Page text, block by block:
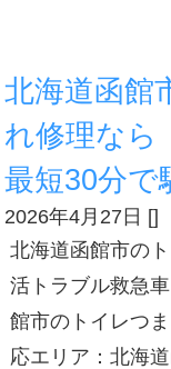
北海道函館
れ修理なら
最短30分で
2026年4月27日 []
北海道函館市の
活トラブル救急
館市のトイレつ
応エリア：北海